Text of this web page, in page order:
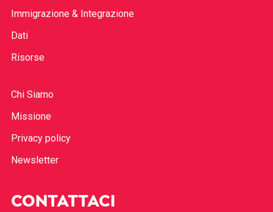
Immigrazione & Integrazione
Dati
Risorse
Chi Siamo
Missione
Privacy policy
Newsletter
CONTATTACI